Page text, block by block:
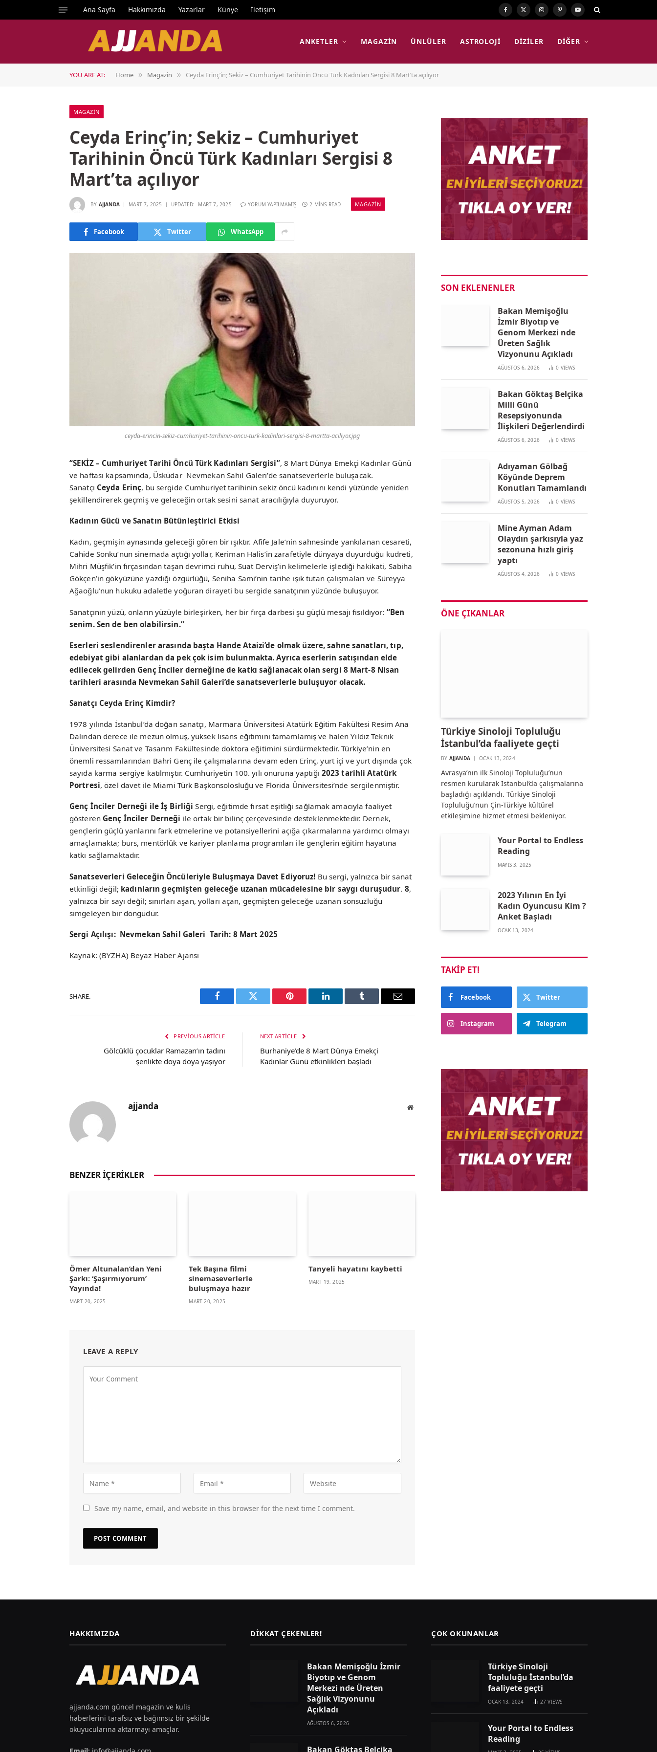
Ana Sayfa Hakkımızda Yazarlar Künye İletişim Facebook
X
Instagram
PinterestYouTube
ANKETLER MAGAZIN ÜNLÜLER ASTROLOJI DIZILER DIĞER
YOU ARE AT: Home » Magazin » Ceyda Erinç’in; Sekiz – Cumhuriyet Tarihinin Öncü Türk Kadınları Sergisi 8 Mart’ta açılıyor
MAGAZIN
Ceyda Erinç’in; Sekiz – Cumhuriyet
Tarihinin Öncü Türk Kadınları Sergisi 8
Mart’ta açılıyor
BY AJJANDA MART 7, 2025 UPDATED: MART 7, 2025 YORUM YAPILMAMIŞ 2 MINS READ MAGAZIN
Facebook Twitter WhatsApp
ceyda-erincin-sekiz-cumhuriyet-tarihinin-oncu-turk-kadinlari-sergisi-8-martta-aciliyor.jpg
“SEKİZ – Cumhuriyet Tarihi Öncü Türk Kadınları Sergisi”, 8 Mart Dünya Emekçi Kadınlar Günü
ve haftası kapsamında, Üsküdar Nevmekan Sahil Galeri’de sanatseverlerle buluşacak.
Sanatçı Ceyda Erinç, bu sergide Cumhuriyet tarihinin sekiz öncü kadınını kendi yüzünde yeniden
şekillendirerek geçmiş ve geleceğin ortak sesini sanat aracılığıyla duyuruyor.
Kadının Gücü ve Sanatın Bütünleştirici Etkisi
Kadın, geçmişin aynasında geleceği gören bir ışıktır. Afife Jale’nin sahnesinde yankılanan cesareti,
Cahide Sonku’nun sinemada açtığı yollar, Keriman Halis’in zarafetiyle dünyaya duyurduğu kudreti,
Mihri Müşfik’in fırçasından taşan devrimci ruhu, Suat Derviş’in kelimelerle işlediği hakikati, Sabiha
Gökçen’in gökyüzüne yazdığı özgürlüğü, Seniha Sami’nin tarihe ışık tutan çalışmaları ve Süreyya
Ağaoğlu’nun hukuku adaletle yoğuran dirayeti bu sergide sanatçının yüzünde buluşuyor.
Sanatçının yüzü, onların yüzüyle birleşirken, her bir fırça darbesi şu güçlü mesajı fısıldıyor: “Ben
senim. Sen de ben olabilirsin.”
Eserleri seslendirenler arasında başta Hande Ataizi’de olmak üzere, sahne sanatları, tıp,
edebiyat gibi alanlardan da pek çok isim bulunmakta. Ayrıca eserlerin satışından elde
edilecek gelirden Genç İnciler derneğine de katkı sağlanacak olan sergi 8 Mart-8 Nisan
tarihleri arasında Nevmekan Sahil Galeri’de sanatseverlerle buluşuyor olacak.
Sanatçı Ceyda Erinç Kimdir?
1978 yılında İstanbul’da doğan sanatçı, Marmara Üniversitesi Atatürk Eğitim Fakültesi Resim Ana
Dalından derece ile mezun olmuş, yüksek lisans eğitimini tamamlamış ve halen Yıldız Teknik
Üniversitesi Sanat ve Tasarım Fakültesinde doktora eğitimini sürdürmektedir. Türkiye’nin en
önemli ressamlarından Bahri Genç ile çalışmalarına devam eden Erinç, yurt içi ve yurt dışında çok
sayıda karma sergiye katılmıştır. Cumhuriyetin 100. yılı onuruna yaptığı 2023 tarihli Atatürk
Portresi, özel davet ile Miami Türk Başkonsolosluğu ve Florida Üniversitesi’nde sergilenmiştir.
Genç İnciler Derneği ile İş Birliği Sergi, eğitimde fırsat eşitliği sağlamak amacıyla faaliyet
gösteren Genç İnciler Derneği ile ortak bir bilinç çerçevesinde desteklenmektedir. Dernek,
gençlerin güçlü yanlarını fark etmelerine ve potansiyellerini açığa çıkarmalarına yardımcı olmayı
amaçlamakta; burs, mentörlük ve kariyer planlama programları ile gençlerin eğitim hayatına
katkı sağlamaktadır.
Sanatseverleri Geleceğin Öncüleriyle Buluşmaya Davet Ediyoruz! Bu sergi, yalnızca bir sanat
etkinliği değil; kadınların geçmişten geleceğe uzanan mücadelesine bir saygı duruşudur. 8,
yalnızca bir sayı değil; sınırları aşan, yolları açan, geçmişten geleceğe uzanan sonsuzluğu
simgeleyen bir döngüdür.
Sergi Açılışı: Nevmekan Sahil Galeri Tarih: 8 Mart 2025
Kaynak: (BYZHA) Beyaz Haber Ajansı
SHARE.
Facebook Twitter Pinterest LinkedIn Tumblr Email
PREVIOUS ARTICLE
Gölcüklü çocuklar Ramazan’ın tadını
şenlikte doya doya yaşıyor
NEXT ARTICLE
Burhaniye’de 8 Mart Dünya Emekçi
Kadınlar Günü etkinlikleri başladı
ajjanda Website
BENZER İÇERIKLER
Ömer Altunalan’dan Yeni
Şarkı: ‘Şaşırmıyorum’
Yayında!
MART 20, 2025
Tek Başına filmi
sinemaseverlerle
buluşmaya hazır
MART 20, 2025
Tanyeli hayatını kaybetti
MART 19, 2025
LEAVE A REPLY
Save my name, email, and website in this browser for the next time I comment.
SON EKLENENLER
Bakan Memişoğlu
İzmir Biyotıp ve
Genom Merkezi nde
Üreten Sağlık
Vizyonunu Açıkladı
AĞUSTOS 6, 2026 0 VIEWS
Bakan Göktaş Belçika
Milli Günü
Resepsiyonunda
İlişkileri Değerlendirdi
AĞUSTOS 6, 2026 0 VIEWS
Adıyaman Gölbağ
Köyünde Deprem
Konutları Tamamlandı
AĞUSTOS 5, 2026 0 VIEWS
Mine Ayman Adam
Olaydın şarkısıyla yaz
sezonuna hızlı giriş
yaptı
AĞUSTOS 4, 2026 0 VIEWS
ÖNE ÇIKANLAR
Türkiye Sinoloji Topluluğu
İstanbul’da faaliyete geçti
BY AJJANDA OCAK 13, 2024
Avrasya’nın ilk Sinoloji Topluluğu’nun
resmen kurularak İstanbul’da çalışmalarına
başladığı açıklandı. Türkiye Sinoloji
Topluluğu’nun Çin-Türkiye kültürel
etkileşimine hizmet etmesi bekleniyor.
Your Portal to Endless
Reading
MAYIS 3, 2025
2023 Yılının En İyi
Kadın Oyuncusu Kim ?
Anket Başladı
OCAK 13, 2024
TAKIP ET!
Facebook Twitter
Instagram Telegram
HAKKIMIZDA
ajjanda.com güncel magazin ve kulis
haberlerini tarafsız ve bağımsız bir şekilde
okuyucularına aktarmayı amaçlar.
DIKKAT ÇEKENLER!
Bakan Memişoğlu İzmir
Biyotıp ve Genom
Merkezi nde Üreten
Sağlık Vizyonunu
Açıkladı
AĞUSTOS 6, 2026
Bakan Göktaş Belçika
ÇOK OKUNANLAR
Türkiye Sinoloji
Topluluğu İstanbul’da
faaliyete geçti
OCAK 13, 2024 27VIEWS
Your Portal to Endless
Reading